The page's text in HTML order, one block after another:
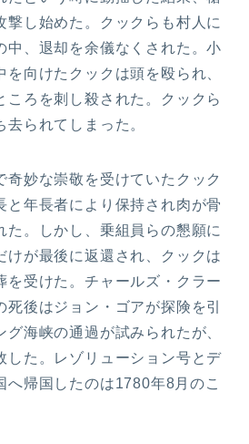
撃し始めた。クックらも村人に
中、退却を余儀なくされた。小
向けたクックは頭を殴られ、
ころを刺し殺された。クックら
られてしまった。
奇妙な崇敬を受けていたクック
と年長者により保持され肉が骨
た。しかし、乗組員らの懇願に
けが最後に返還され、クックは
を受けた。チャールズ・クラー
死後はジョン・ゴアが探険を引
グ海峡の通過が試みられたが、
した。レゾリューション号とデ
へ帰国したのは1780年8月のこ